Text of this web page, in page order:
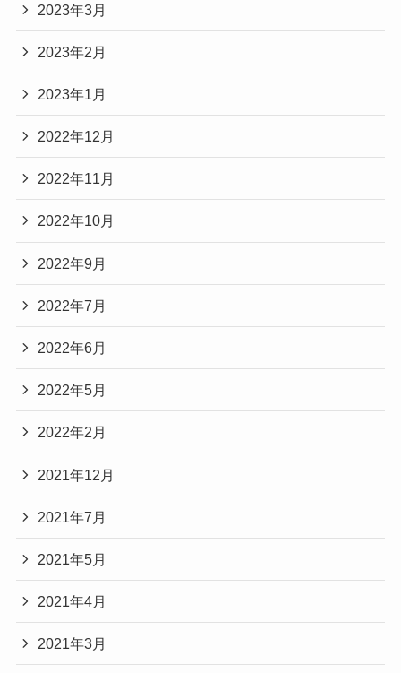
2023年3月
2023年2月
2023年1月
2022年12月
2022年11月
2022年10月
2022年9月
2022年7月
2022年6月
2022年5月
2022年2月
2021年12月
2021年7月
2021年5月
2021年4月
2021年3月